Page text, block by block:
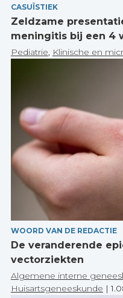
CASUÏSTIEK
Zeldzame
meningitis bij een 4
Pediatrie, Klinische en
WOORD VAN DE REDACTIE
De veranderende
vectorziekten
Algemene interne
Huisartsgeneeskunde |